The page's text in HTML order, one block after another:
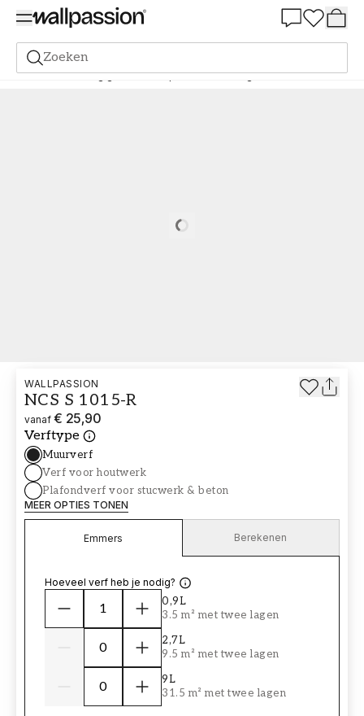
Zoeken
Verf Bestelling gebaseerd op NCS Bestelling door NCS 1015-R
WALLPASSION
NCS S 1015-R
vanaf € 25,90
Verftype
Muurverf
Verf voor houtwerk
Plafondverf voor stucwerk & beton
MEER OPTIES TONEN
Emmers Berekenen
Hoeveel verf heb je nodig?
0,9L
3.5 m² met twee lagen
2,7L
9.5 m² met twee lagen
9L
31.5 m² met twee lagen